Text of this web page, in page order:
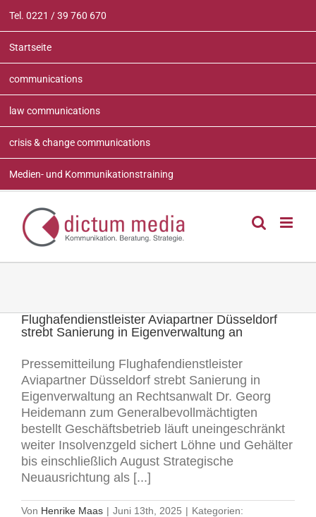
Inhalt
springen
Tel. 0221 / 39 760 670
Startseite
communications
law communications
crisis & change communications
Medien- und Kommunikationstraining
Flughafendienstleister Aviapartner Düsseldorf
strebt Sanierung in Eigenverwaltung an
Pressemitteilung Flughafendienstleister
Aviapartner Düsseldorf strebt Sanierung in
Eigenverwaltung an Rechtsanwalt Dr. Georg
Heidemann zum Generalbevollmächtigten
bestellt Geschäftsbetrieb läuft uneingeschränkt
weiter Insolvenzgeld sichert Löhne und Gehälter
bis einschließlich August Strategische
Neuausrichtung als [...]
Von Henrike Maas | Juni 13th, 2025 | Kategorien: